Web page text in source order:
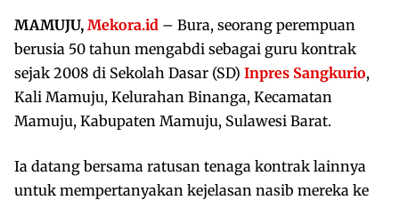
MAMUJU, Mekora.id – Bura, seorang perempuan
berusia 50 tahun mengabdi sebagai guru kontrak
sejak 2008 di Sekolah Dasar (SD) Inpres Sangkurio,
Kali Mamuju, Kelurahan Binanga, Kecamatan
Mamuju, Kabupaten Mamuju, Sulawesi Barat.
Ia datang bersama ratusan tenaga kontrak lainnya
untuk mempertanyakan kejelasan nasib mereka ke